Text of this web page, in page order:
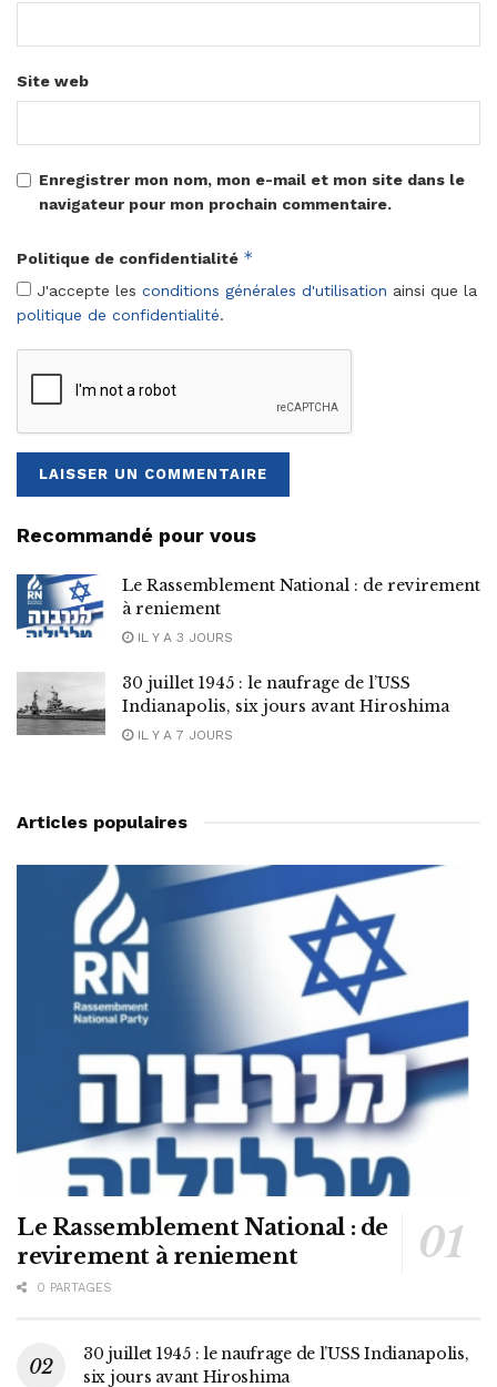
Site web
Enregistrer mon nom, mon e-mail et mon site dans le
navigateur pour mon prochain commentaire.
Politique de confidentialité *
J'accepte les conditions générales d'utilisation ainsi que la
politique de confidentialité.
Recommandé pour vous
Le Rassemblement National : de revirement
à reniement
IL Y A 3 JOURS
30 juillet 1945 : le naufrage de l’USS
Indianapolis, six jours avant Hiroshima
IL Y A 7 JOURS
Articles populaires
Le Rassemblement National : de
revirement à reniement
0 PARTAGES
30 juillet 1945 : le naufrage de l’USS Indianapolis,
six jours avant Hiroshima